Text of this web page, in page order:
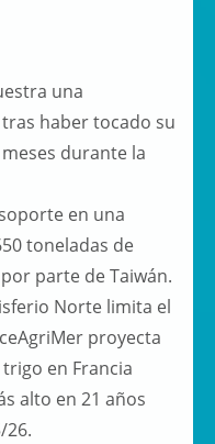
una
tras haber tocado su
durante la
en una
toneladas de
parte de Taiwán.
Norte limita el
proyecta
en Francia
alto en 21 años
26.